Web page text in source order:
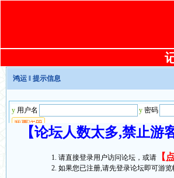
鸿运 ‖ 提示信息
【论坛人数太多,禁止
请直接登录用户访问论坛，或请 【
如果您已注册,请先登录论坛即可游览